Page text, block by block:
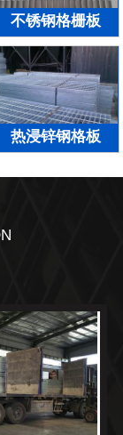
不锈钢格栅板
热浸锌钢格板